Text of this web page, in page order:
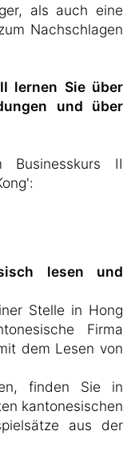
als auch eine
Nachschlagen
lernen Sie über
und über
II
lesen und
Stelle in Hong
Firma
dem Lesen von
finden Sie in
kantonesischen
aus der